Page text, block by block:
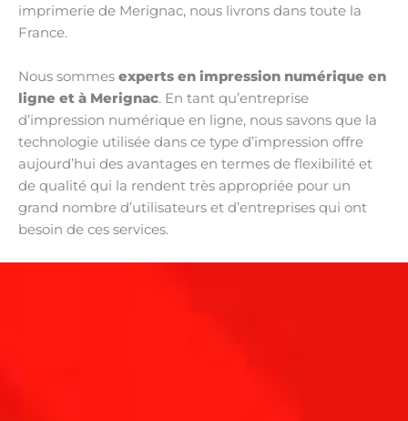
imprimerie de Merignac, nous livrons dans toute la
France.
Nous sommes experts en impression numérique en
ligne et à Merignac. En tant qu’entreprise
d’impression numérique en ligne, nous savons que la
technologie utilisée dans ce type d’impression offre
aujourd’hui des avantages en termes de flexibilité et
de qualité qui la rendent très appropriée pour un
grand nombre d’utilisateurs et d’entreprises qui ont
besoin de ces services.